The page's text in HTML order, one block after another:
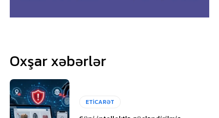
Oxşar xəbərlər
ETİCARƏT